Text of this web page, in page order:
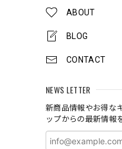
ABOUT
BLOG
CONTACT
NEWS LETTER
新商品情報やお得な
ップからの最新情報